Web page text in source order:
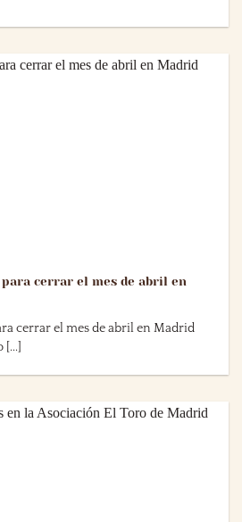
cerrar el mes de abril en
cerrar el mes de abril en Madrid
[...]